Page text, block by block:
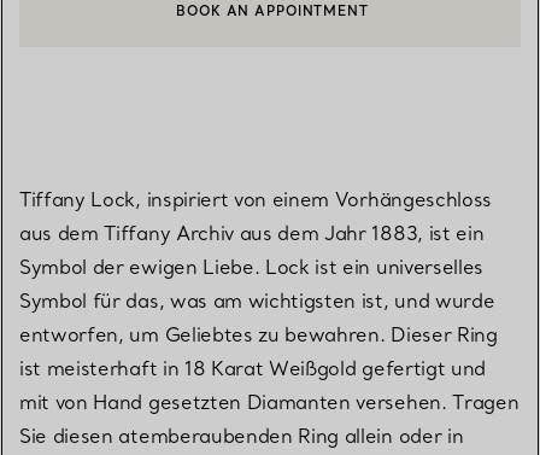
EINEN KUNDENBERATER KONTAKTIEREN ODER EINEN
BOOK AN APPOINTMENT
Tiffany Lock, inspiriert von einem Vorhängeschloss
aus dem Tiffany Archiv aus dem Jahr 1883, ist ein
Symbol der ewigen Liebe. Lock ist ein universelles
Symbol für das, was am wichtigsten ist, und wurde
entworfen, um Geliebtes zu bewahren. Dieser Ring
ist meisterhaft in 18 Karat Weißgold gefertigt und
mit von Hand gesetzten Diamanten versehen. Tragen
Sie diesen atemberaubenden Ring allein oder in